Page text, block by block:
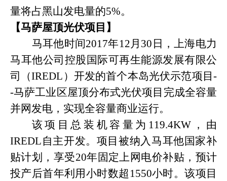
量将占黑山发电量的5%。
【马萨屋顶光伏项目】
马耳他时间2017年12月30日，上海电力
马耳他公司控股国际可再生能源发展有限公
司（IREDL）开发的首个本岛光伏示范项目-
-马萨工业区屋顶分布式光伏项目完成全容量
并网发电，实现全容量商业运行。
该项目总装机容量为 119.4KW，由
IREDL自主开发。项目被纳入马耳他国家补
贴计划，享受20年固定上网电价补贴，预计
投产后首年利用小时数超1550小时。该项目